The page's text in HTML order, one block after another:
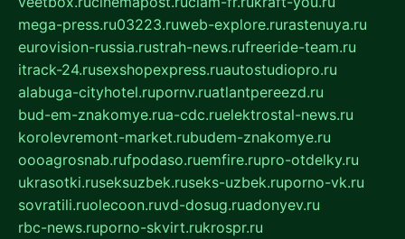
mega-press.ru03223.ruweb-explore.rurastenuya.ru
eurovision-russia.rustrah-news.rufreeride-team.ru
itrack-24.rusexshopexpress.ruautostudiopro.ru
alabuga-cityhotel.rupornv.ruatlantpereezd.ru
bud-em-znakomye.rua-cdc.ruelektrostal-news.ru
korolevremont-market.rubudem-znakomye.ru
oooagrosnab.rufpodaso.ruemfire.rupro-otdelky.ru
ukrasotki.ruseksuzbek.ruseks-uzbek.ruporno-vk.ru
sovratili.ruolecoon.ruvd-dosug.ruadonyev.ru
rbc-news.ruporno-skvirt.rukrospr.ru